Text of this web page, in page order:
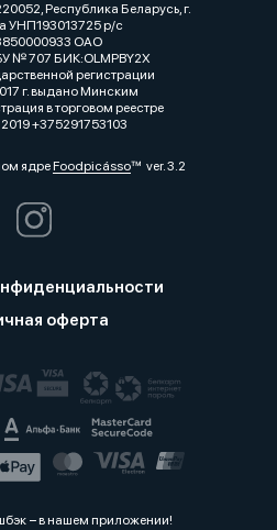
Республика Беларусь, г.
УНП193013725 р/с
ОАО
№ 707 БИК:OLMPBY2X
регистрации
г. выдано Минским
в торговом реестре
+375291753103
ядреFoodpicássover. 3.2
оферта
− в нашем приложении!